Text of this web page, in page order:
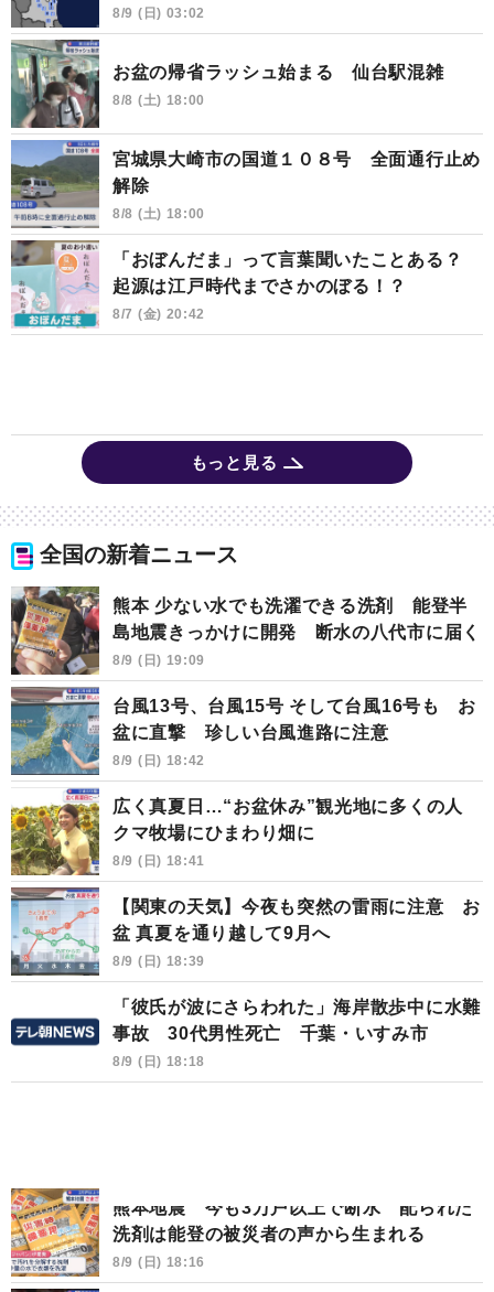
8/9 (日) 03:02
お盆の帰省ラッシュ始まる 仙台駅混雑
8/8 (土) 18:00
宮城県大崎市の国道１０８号 全面通行止め
解除
8/8 (土) 18:00
「おぼんだま」って言葉聞いたことある？
起源は江戸時代までさかのぼる！？
8/7 (金) 20:42
もっと見る
全国の新着ニュース
熊本 少ない水でも洗濯できる洗剤 能登半
島地震きっかけに開発 断水の八代市に届く
8/9 (日) 19:09
台風13号、台風15号 そして台風16号も お
盆に直撃 珍しい台風進路に注意
8/9 (日) 18:42
広く真夏日…“お盆休み”観光地に多くの人
クマ牧場にひまわり畑に
8/9 (日) 18:41
【関東の天気】今夜も突然の雷雨に注意 お
盆 真夏を通り越して9月へ
8/9 (日) 18:39
「彼氏が波にさらわれた」海岸散歩中に水難
事故 30代男性死亡 千葉・いすみ市
8/9 (日) 18:18
熊本地震 今も3万戸以上で断水 配られた
洗剤は能登の被災者の声から生まれる
8/9 (日) 18:16